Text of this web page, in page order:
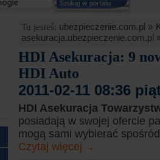
Tu jesteś: ubezpieczenie.com.pl »
asekuracja.ubezpieczenie.com.pl
HDI Asekuracja: 9
HDI Auto
2011-02-11 08:36
HDI Asekuracja
posiadają w swojej ofercie
mogą sami wybierać
Czytaj więcej